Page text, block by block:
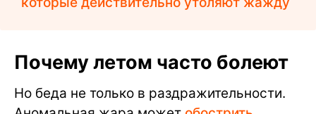
Почему летом часто болеют
Но беда не только в раздражительности.